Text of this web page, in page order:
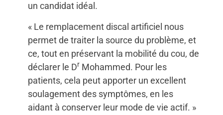
un candidat idéal.
« Le remplacement discal artificiel nous
permet de traiter la source du problème, et
ce, tout en préservant la mobilité du cou, de
déclarer le Dr Mohammed. Pour les
patients, cela peut apporter un excellent
soulagement des symptômes, en les
aidant à conserver leur mode de vie actif. »